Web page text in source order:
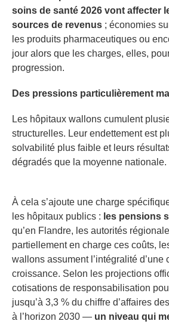
soins de santé 2026 vont affecter
sources de revenus ; économies
les produits pharmaceutiques ou
jour alors que les charges, elles,
progression.
Des pressions particulièrement
Les hôpitaux wallons cumulent
structurelles. Leur endettement est
solvabilité plus faible et leurs
dégradés que la moyenne nationale.
À cela s’ajoute une charge
les hôpitaux publics : les pensions
qu’en Flandre, les autorités
partiellement en charge ces coûts,
wallons assument l’intégralité d’une
croissance. Selon les projections
cotisations de responsabilisation
jusqu’à 3,3 % du chiffre d’affaires
à l’horizon 2030 — un niveau qui